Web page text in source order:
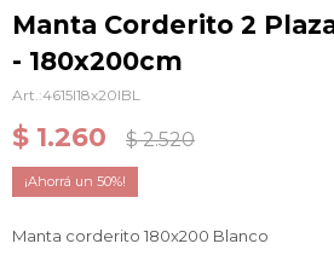
Manta Corderito 2
- 180x200cm
4615I18x20IBL
$ 1.260 $ 2.520
50
Manta corderito 180x200 Blanco